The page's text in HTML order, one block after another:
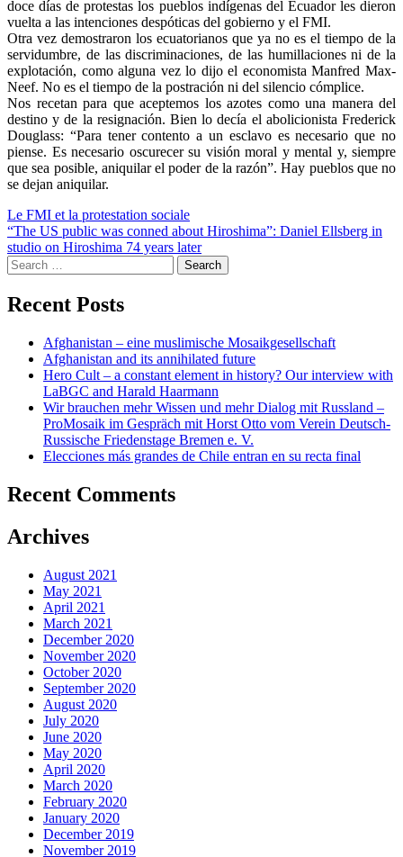
doce días de protestas los pueblos indígenas del Ecuador les dieron
vuelta a las intenciones despóticas del gobierno y el FMI.
Otra vez demostraron los ecuatorianos que ya no es el tiempo de la
servidumbre, de las discriminaciones, de las humillaciones ni de la
explotación, como alguna vez lo dijo el economista Manfred Max-
Neef. No es el tiempo de la postración ni del silencio cómplice.
Nos recetan para que aceptemos los azotes como una manera del
destino y de la resignación. Bien lo decía el abolicionista Frederick
Douglass: “Para tener contento a un esclavo es necesario que no
piense. Es necesario oscurecer su visión moral y mental y, siempre
que sea posible, aniquilar el poder de la razón”. Hay pueblos que no
se dejan aniquilar.
Post
navigation
Le FMI et la protestation sociale
“The US public was conned about Hiroshima”: Daniel Ellsberg in
studio on Hiroshima 74 years later
Search
for:
Recent Posts
Afghanistan – eine muslimische Mosaikgesellschaft
Afghanistan and its annihilated future
Hero Cult – a constant element in history? Our interview with
LaBGC and Harald Haarmann
Wir brauchen mehr Wissen und mehr Dialog mit Russland –
ProMosaik im Gespräch mit Horst Otto vom Verein Deutsch-
Russische Friedenstage Bremen e. V.
Elecciones más grandes de Chile entran en su recta final
Recent Comments
Archives
August 2021
May 2021
April 2021
March 2021
December 2020
November 2020
October 2020
September 2020
August 2020
July 2020
June 2020
May 2020
April 2020
March 2020
February 2020
January 2020
December 2019
November 2019